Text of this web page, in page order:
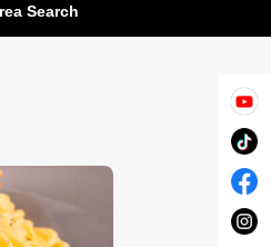
Search